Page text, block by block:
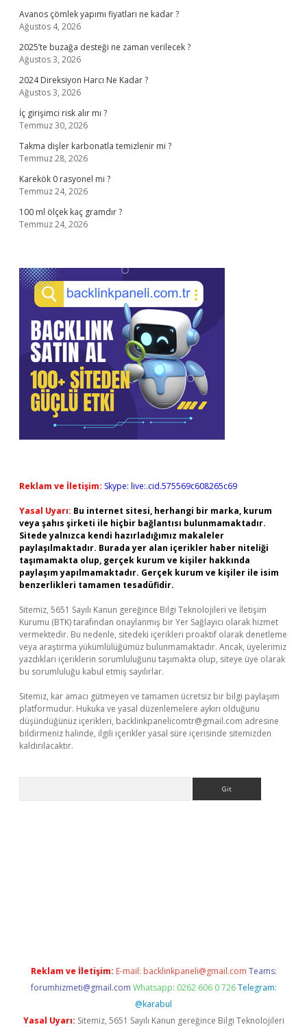
Avanos çömlek yapımı fiyatları ne kadar ?
Ağustos 4, 2026
2025’te buzağa desteği ne zaman verilecek ?
Ağustos 3, 2026
2024 Direksiyon Harcı Ne Kadar ?
Ağustos 3, 2026
İç girişimci risk alır mı ?
Temmuz 30, 2026
Takma dişler karbonatla temizlenir mi ?
Temmuz 28, 2026
Karekök 0 rasyonel mi ?
Temmuz 24, 2026
100 ml ölçek kaç gramdır ?
Temmuz 24, 2026
Reklam ve İletişim: Skype: live:.cid.575569c608265c69
Yasal Uyarı: Bu internet sitesi, herhangi bir marka, kurum
veya şahıs şirketi ile hiçbir bağlantısı bulunmamaktadır.
Sitede yalnızca kendi hazırladığımız makaleler
paylaşılmaktadır. Burada yer alan içerikler haber niteliği
taşımamakta olup, gerçek kurum ve kişiler hakkında
paylaşım yapılmamaktadır. Gerçek kurum ve kişiler ile isim
benzerlikleri tamamen tesadüfidir.
Sitemiz, 5651 Sayılı Kanun gereğince Bilgi Teknolojileri ve İletişim
Kurumu (BTK) tarafından onaylanmış bir Yer Sağlayıcı olarak hizmet
vermektedir. Bu nedenle, sitedeki içerikleri proaktif olarak denetleme
veya araştırma yükümlülüğümüz bulunmamaktadır. Ancak, üyelerimiz
yazdıkları içeriklerin sorumluluğunu taşımakta olup, siteye üye olarak
bu sorumluluğu kabul etmiş sayılırlar.
Sitemiz, kar amacı gütmeyen ve tamamen ücretsiz bir bilgi paylaşım
platformudur. Hukuka ve yasal düzenlemelere aykırı olduğunu
düşündüğünüz içerikleri, backlinkpanelicomtr@gmail.com adresine
bildirmeniz halinde, ilgili içerikler yasal süre içerisinde sitemizden
kaldırılacaktır.
Reklam ve İletişim: E-mail: backlinkpaneli@gmail.com Teams:
forumhizmeti@gmail.com Whatsapp: 0262 606 0 726 Telegram:
@karabul
Yasal Uyarı: Sitemiz, 5651 Sayılı Kanun gereğince Bilgi Teknolojileri